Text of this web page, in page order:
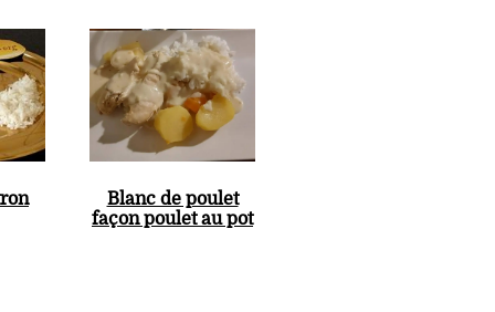
Blanc de poulet
façon poulet au pot